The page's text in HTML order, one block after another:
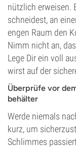
nützlich erweisen.
schneidest, an
engen Raum den
Nimm nicht an,
Lege Dir ein voll
wirst auf der
Überprüfe vor
behälter
Werde niemals
kurz, um
Schlimmes